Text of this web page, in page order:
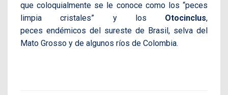
que coloquialmente se le conoce como los “peces
limpia cristales” y los Otocinclus,
peces endémicos del sureste de Brasil, selva del
Mato Grosso y de algunos ríos de Colombia.